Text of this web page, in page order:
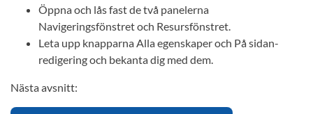
Öppna och lås fast de två panelerna
Navigeringsfönstret och Resursfönstret.
Leta upp knapparna Alla egenskaper och På sidan-
redigering och bekanta dig med dem.
Nästa avsnitt: